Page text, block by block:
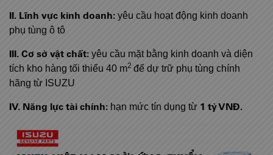
II. Lĩnh vực kinh doanh: yêu cầu hoạt động kinh doanh
phụ tùng ô tô
III. Cơ sở vật chất: yêu cầu mặt bằng kinh doanh và diện
tích kho hàng tối thiểu 40 m2 để dự trữ phụ tùng chính
hãng từ ISUZU
IV. Năng lực tài chính: hạn mức tín dụng từ 1 tỷ VNĐ.